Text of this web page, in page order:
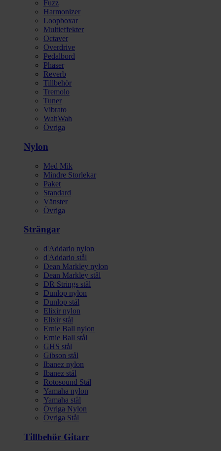
Fuzz
Harmonizer
Loopboxar
Multieffekter
Octaver
Overdrive
Pedalbord
Phaser
Reverb
Tillbehör
Tremolo
Tuner
Vibrato
WahWah
Övriga
Nylon
Med Mik
Mindre Storlekar
Paket
Standard
Vänster
Övriga
Strängar
d'Addario nylon
d'Addario stål
Dean Markley nylon
Dean Markley stål
DR Strings stål
Dunlop nylon
Dunlop stål
Elixir nylon
Elixir stål
Ernie Ball nylon
Ernie Ball stål
GHS stål
Gibson stål
Ibanez nylon
Ibanez stål
Rotosound Stål
Yamaha nylon
Yamaha stål
Övriga Nylon
Övriga Stål
Tillbehör Gitarr